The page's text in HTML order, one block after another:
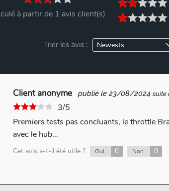
à partir de 1 avis client(s)
Trier les avis :
Client anonyme publié le 23/08/2024 suite
3/5
Premiers tests pas concluants, le throttle
avec le hub...
Cet avis a-t-il été utile ? Oui 0 Non 0